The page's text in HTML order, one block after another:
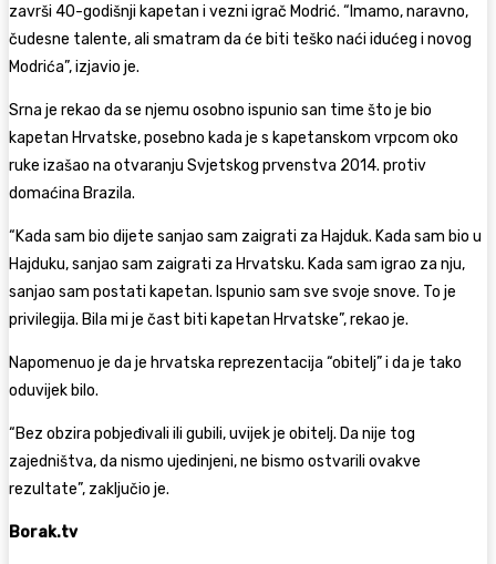
završi 40-godišnji kapetan i vezni igrač Modrić. “Imamo, naravno,
čudesne talente, ali smatram da će biti teško naći idućeg i novog
Modrića”, izjavio je.
Srna je rekao da se njemu osobno ispunio san time što je bio
kapetan Hrvatske, posebno kada je s kapetanskom vrpcom oko
ruke izašao na otvaranju Svjetskog prvenstva 2014. protiv
domaćina Brazila.
“Kada sam bio dijete sanjao sam zaigrati za Hajduk. Kada sam bio u
Hajduku, sanjao sam zaigrati za Hrvatsku. Kada sam igrao za nju,
sanjao sam postati kapetan. Ispunio sam sve svoje snove. To je
privilegija. Bila mi je čast biti kapetan Hrvatske”, rekao je.
Napomenuo je da je hrvatska reprezentacija “obitelj” i da je tako
oduvijek bilo.
“Bez obzira pobjeđivali ili gubili, uvijek je obitelj. Da nije tog
zajedništva, da nismo ujedinjeni, ne bismo ostvarili ovakve
rezultate”, zaključio je.
Borak.tv